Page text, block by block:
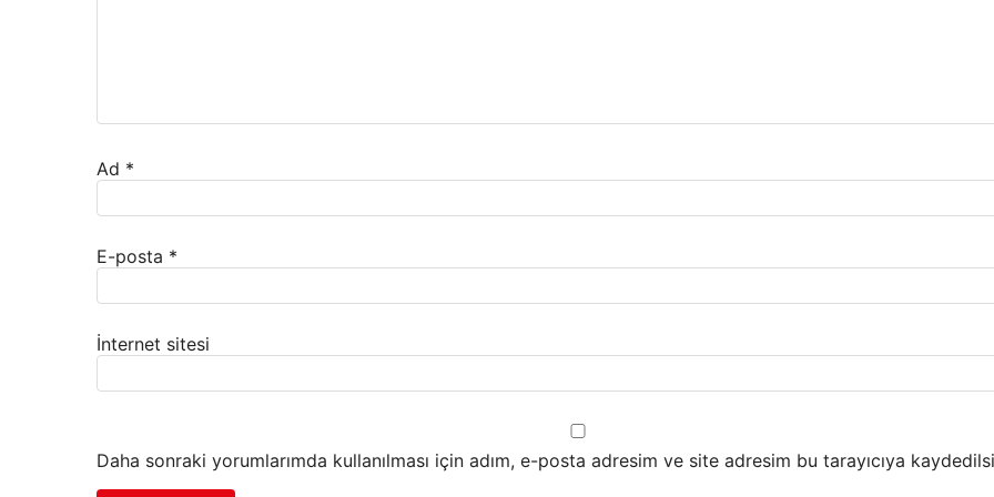
Ad *
E-posta *
İnternet sitesi
Daha sonraki yorumlarımda kullanılması için adım, e-posta adresim ve site adresim bu tarayıcıya